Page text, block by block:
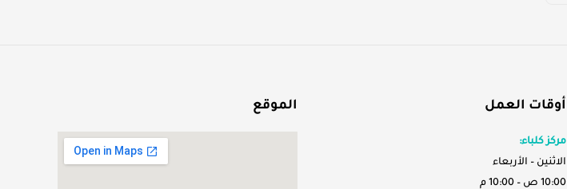
أوقات العمل
مركز كلباء:
الاثنين – الأربعاء
10:00 ص – 10:00 م
الموقع